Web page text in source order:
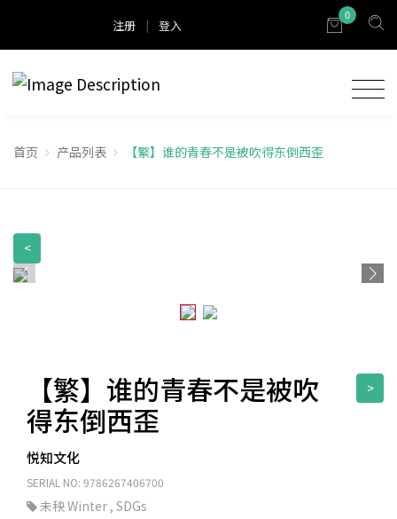
注册 | 登入
0
首页 产品列表 【繁】谁的青春不是被吹得东倒西歪
<
>
【繁】谁的青春不是被吹
得东倒西歪
悦知文化
SERIAL NO: 9786267406700
未秧 Winter , SDGs